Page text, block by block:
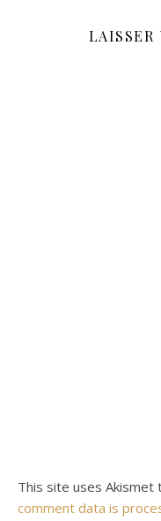
LAISSER
This site uses Akismet
comment data is